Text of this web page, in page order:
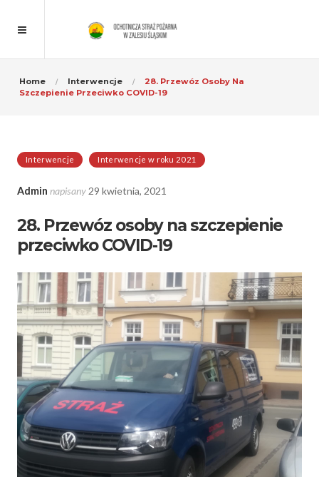
Home Interwencje
28. Przewóz Osoby Na
Szczepienie Przeciwko COVID-19
Interwencje Interwencje w roku 2021
Admin napisany29 kwietnia, 2021
28. Przewóz osoby na szczepienie
przeciwko COVID-19